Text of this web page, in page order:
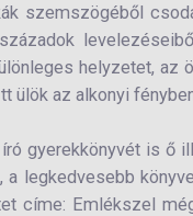
szemszögéből
helyzetet,
ülök az alkonyi
gyerekkönyvét is ő
legkedvesebb
címe: Emlékszel